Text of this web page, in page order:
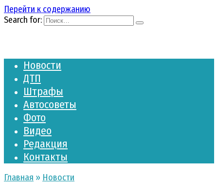
Перейти к содержанию
Search for:
Новости
ДТП
Штрафы
Автосоветы
Фото
Видео
Редакция
Контакты
Главная » Новости